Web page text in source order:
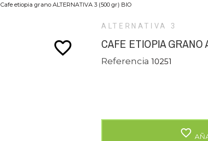
Cafe etiopia grano ALTERNATIVA 3 (500 gr) BIO
favorite_border
ALTERNATIVA 3
CAFE ETIOPIA GRANO
Referencia 10251
favorite_border